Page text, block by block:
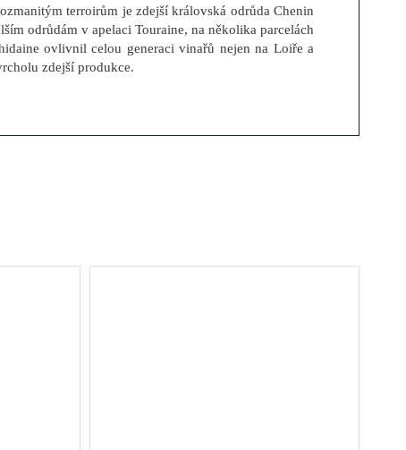
terroirům je zdejší královská odrůda Chenin
odrůdám v apelaci Touraine, na několika parcelách
ovlivnil celou generaci vinařů nejen na Loiře a
zdejší produkce.